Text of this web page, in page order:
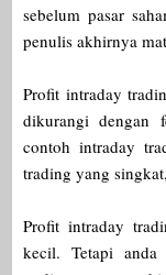
sebelum pasar
penulis akhirnya
Profit intraday
dikurangi dengan
contoh intraday
trading yang
Profit intraday
kecil. Tetapi anda